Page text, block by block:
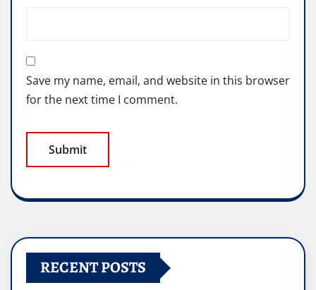
Save my name, email, and website in this browser
for the next time I comment.
RECENT POSTS